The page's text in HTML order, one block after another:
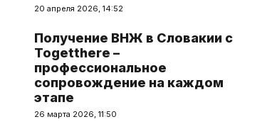
20 апреля 2026, 14:52
Получение ВНЖ в Словакии с
Togetthere –
профессиональное
сопровождение на каждом
этапе
26 марта 2026, 11:50